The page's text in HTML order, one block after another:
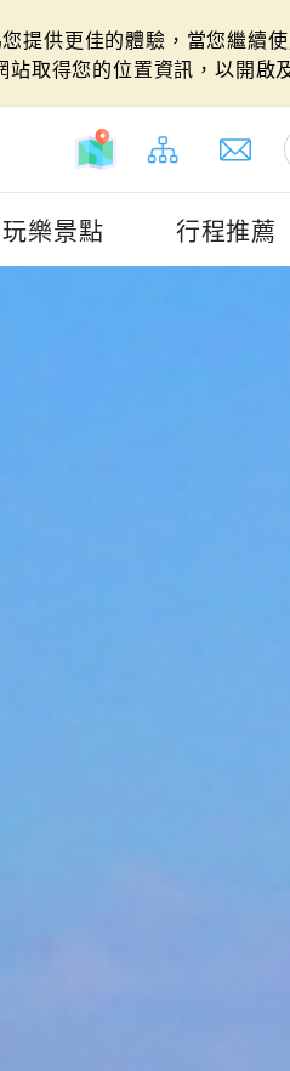
提供更佳的體驗，當您繼續
取得您的位置資訊，以開啟
玩樂景點 行程推薦